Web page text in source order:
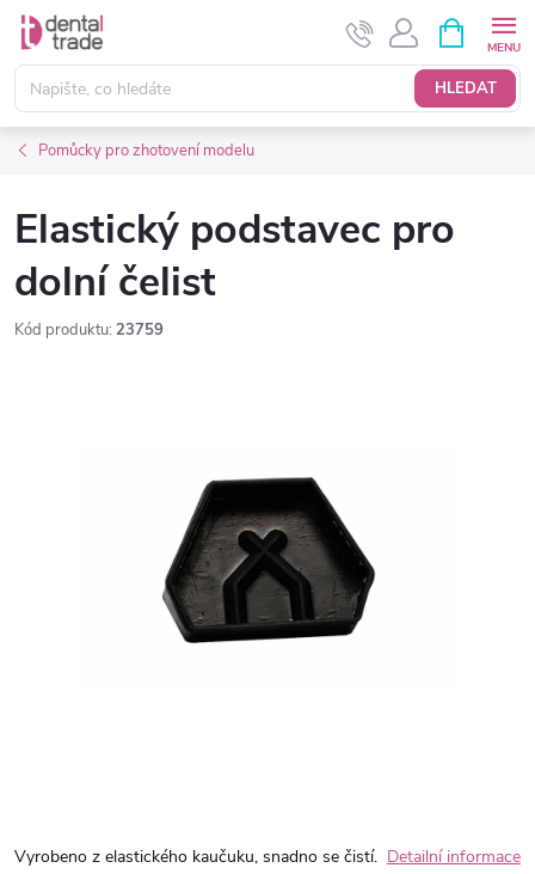
Přejít
obsah
HLEDAT
NÁKUPNÍ
KOŠÍK
Pomůcky pro zhotovení modelu
Elastický podstavec pro
dolní čelist
Kód produktu: 23759
Vyrobeno z elastického kaučuku, snadno se čistí. Detailní informace